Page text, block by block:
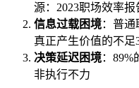
源：2023职场效率报
信息过载困境：普
真正产生价值的不足
决策延迟困境：
非执行不力